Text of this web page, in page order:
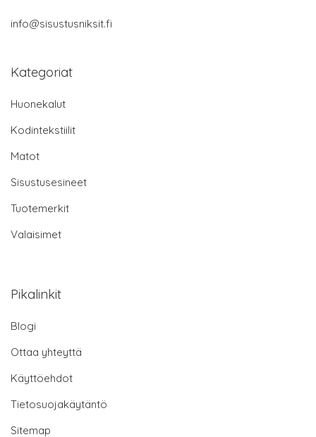
info@sisustusniksit.fi
Kategoriat
Huonekalut
Kodintekstiilit
Matot
Sisustusesineet
Tuotemerkit
Valaisimet
Pikalinkit
Blogi
Ottaa yhteyttä
Käyttöehdot
Tietosuojakäytäntö
Sitemap